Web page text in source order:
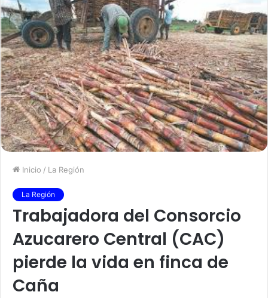
Inicio / La Región
La Región
Trabajadora del Consorcio
Azucarero Central (CAC)
pierde la vida en finca de
Caña